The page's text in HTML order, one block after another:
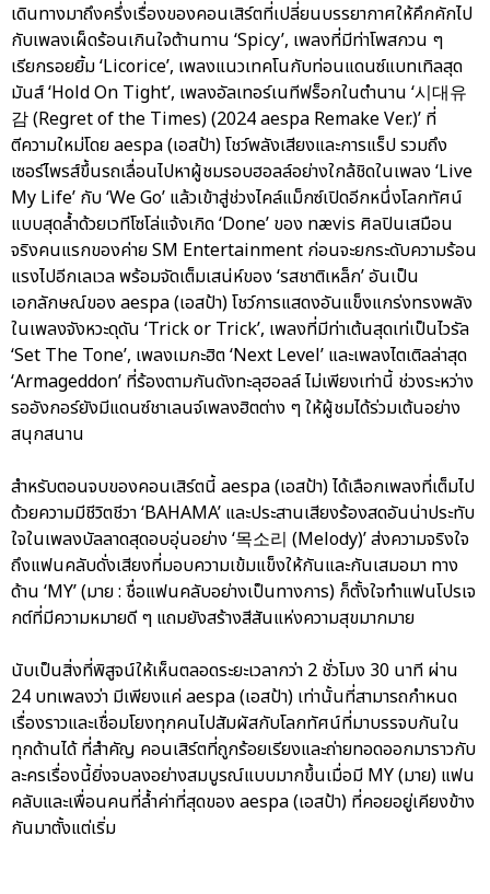
เดินทางมาถึงครึ่งเรื่องของคอนเสิร์ตที่เปลี่ยนบรรยากาศให้คึกคักไป
กับเพลงเผ็ดร้อนเกินใจต้านทาน ‘Spicy’, เพลงที่มีท่าโพสกวน ๆ
เรียกรอยยิ้ม ‘Licorice’, เพลงแนวเทคโนกับท่อนแดนซ์แบทเทิลสุด
มันส์ ‘Hold On Tight’, เพลงอัลเทอร์เนทีฟร็อกในตำนาน ‘시대유
감 (Regret of the Times) (2024 aespa Remake Ver.)’ ที่
ตีความใหม่โดย aespa (เอสป้า) โชว์พลังเสียงและการแร็ป รวมถึง
เซอร์ไพรส์ขึ้นรถเลื่อนไปหาผู้ชมรอบฮอลล์อย่างใกล้ชิดในเพลง ‘Live
My Life’ กับ ‘We Go’ แล้วเข้าสู่ช่วงไคล์แม็กซ์เปิดอีกหนึ่งโลกทัศน์
แบบสุดล้ำด้วยเวทีโซโล่แจ้งเกิด ‘Done’ ของ nævis ศิลปินเสมือน
จริงคนแรกของค่าย SM Entertainment ก่อนจะยกระดับความร้อน
แรงไปอีกเลเวล พร้อมจัดเต็มเสน่ห์ของ ‘รสชาติเหล็ก’ อันเป็น
เอกลักษณ์ของ aespa (เอสป้า) โชว์การแสดงอันแข็งแกร่งทรงพลัง
ในเพลงจังหวะดุดัน ‘Trick or Trick’, เพลงที่มีท่าเต้นสุดเท่เป็นไวรัล
‘Set The Tone’, เพลงเมกะฮิต ‘Next Level’ และเพลงไตเติลล่าสุด
‘Armageddon’ ที่ร้องตามกันดังทะลุฮอลล์ ไม่เพียงเท่านี้ ช่วงระหว่าง
รออังกอร์ยังมีแดนซ์ชาเลนจ์เพลงฮิตต่าง ๆ ให้ผู้ชมได้ร่วมเต้นอย่าง
สนุกสนาน
สำหรับตอนจบของคอนเสิร์ตนี้ aespa (เอสป้า) ได้เลือกเพลงที่เต็มไป
ด้วยความมีชีวิตชีวา ‘BAHAMA’ และประสานเสียงร้องสดอันน่าประทับ
ใจในเพลงบัลลาดสุดอบอุ่นอย่าง ‘목소리 (Melody)’ ส่งความจริงใจ
ถึงแฟนคลับดั่งเสียงที่มอบความเข้มแข็งให้กันและกันเสมอมา ทาง
ด้าน ‘MY’ (มาย : ชื่อแฟนคลับอย่างเป็นทางการ) ก็ตั้งใจทำแฟนโปรเจ
กต์ที่มีความหมายดี ๆ แถมยังสร้างสีสันแห่งความสุขมากมาย
นับเป็นสิ่งที่พิสูจน์ให้เห็นตลอดระยะเวลากว่า 2 ชั่วโมง 30 นาที ผ่าน
24 บทเพลงว่า มีเพียงแค่ aespa (เอสป้า) เท่านั้นที่สามารถกำหนด
เรื่องราวและเชื่อมโยงทุกคนไปสัมผัสกับโลกทัศน์ที่มาบรรจบกันใน
ทุกด้านได้ ที่สำคัญ คอนเสิร์ตที่ถูกร้อยเรียงและถ่ายทอดออกมาราวกับ
ละครเรื่องนี้ยิ่งจบลงอย่างสมบูรณ์แบบมากขึ้นเมื่อมี MY (มาย) แฟน
คลับและเพื่อนคนที่ล้ำค่าที่สุดของ aespa (เอสป้า) ที่คอยอยู่เคียงข้าง
กันมาตั้งแต่เริ่ม